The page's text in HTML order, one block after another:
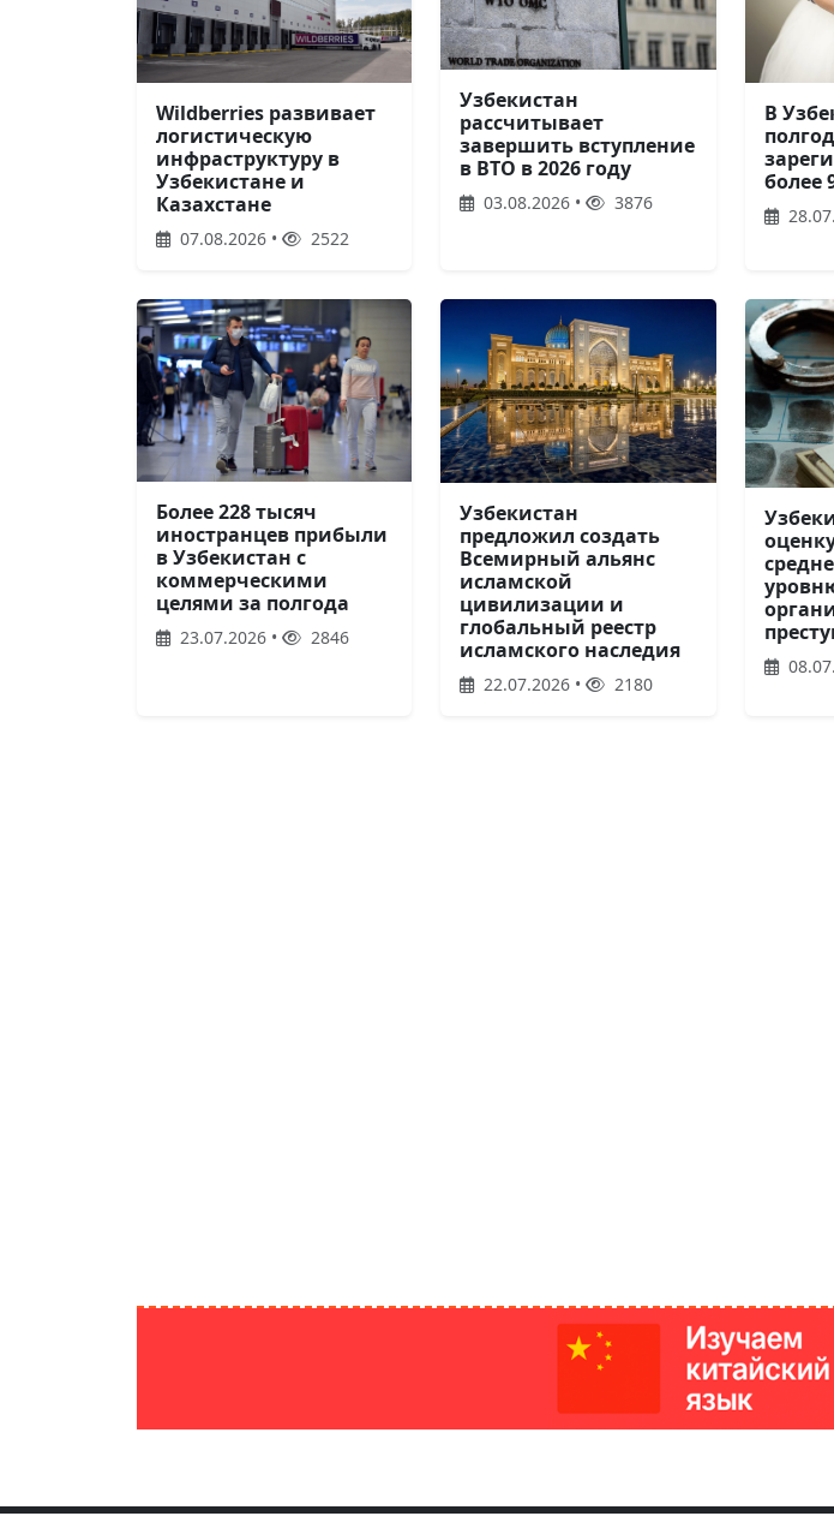
Wildberries развивает
логистическую
инфраструктуру в
Узбекистане и
Казахстане
07.08.2026 • 2522
Узбекистан
рассчитывает
завершить вступление
в ВТО в 2026 году
03.08.2026 • 3876
В
более
Более 228 тысяч
иностранцев прибыли
в Узбекистан с
коммерческими
целями за полгода
23.07.2026 • 2846
Узбекистан
предложил создать
Всемирный альянс
исламской
цивилизации и
глобальный реестр
исламского наследия
22.07.2026 • 2180